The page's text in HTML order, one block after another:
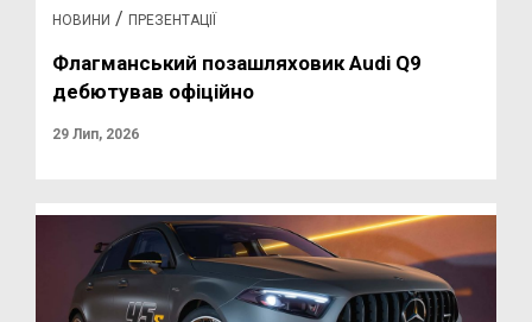
НОВИНИ / ПРЕЗЕНТАЦІЇ
Флагманський позашляховик Audi Q9
дебютував офіційно
29 Лип, 2026